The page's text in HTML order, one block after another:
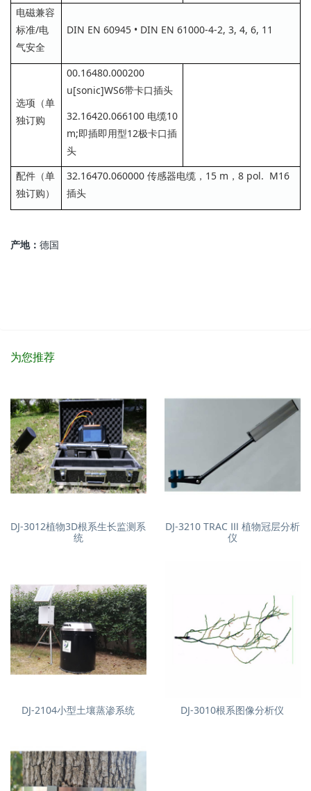
电磁兼容
标准/电
气安全
DIN EN 60945 • DIN EN 61000-4-2, 3, 4, 6, 11
选项（单
独订购
00.16480.000200
u[sonic]WS6带卡口插头
32.16420.066100 电缆10
m;即插即用型12极卡口插
头
配件（单
独订购）
32.16470.060000 传感器电缆，15 m，8 pol. M16
插头
产地： 德国
为您推荐
DJ-3012植物3D根系生长监测系
统
DJ-3210 TRAC Ⅲ 植物冠层分析
仪
DJ-2104小型土壤蒸渗系统 DJ-3010根系图像分析仪